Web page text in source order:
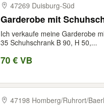
47269 Duisburg-​Süd
Garderobe mit
Ich verkaufe meine Garderobe
35 Schuhschrank B 90, H 50,...
70 € VB
47198 Homberg/​Ruhrort/​Baerl